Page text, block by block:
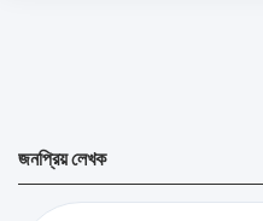
জনপ্রিয় লেখক